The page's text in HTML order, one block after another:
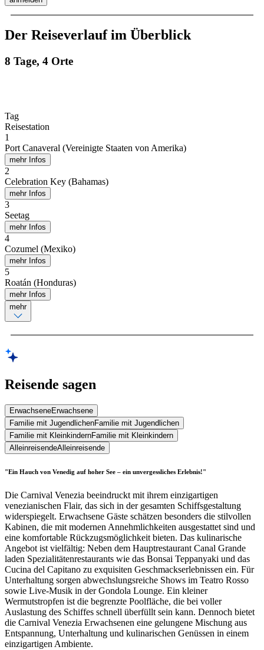
Der Reiseverlauf im Überblick
8 Tage, 4 Orte
Tag
Reisestation
1
Port Canaveral (Vereinigte Staaten von Amerika)
mehr Infos
2
Celebration Key (Bahamas)
mehr Infos
3
Seetag
mehr Infos
4
Cozumel (Mexiko)
mehr Infos
5
Roatán (Honduras)
mehr Infos
mehr
Reisende sagen
ErwachseneErwachsene
Familie mit JugendlichenFamilie mit Jugendlichen
Familie mit KleinkindernFamilie mit Kleinkindern
AlleinreisendeAlleinreisende
"Ein Hauch von Venedig auf hoher See – ein unvergessliches Erlebnis!"
Die Carnival Venezia beeindruckt mit ihrem einzigartigen
venezianischen Flair, das sich in der gesamten Schiffsgestaltung
widerspiegelt. Erwachsene Gäste schätzen besonders die stilvollen
Kabinen, die mit modernen Annehmlichkeiten ausgestattet sind und
eine komfortable Rückzugsmöglichkeit bieten. Das kulinarische
Angebot ist vielfältig: Neben dem Hauptrestaurant Canal Grande
laden Spezialitätenrestaurants wie das Bonsai Teppanyaki und das
Cucina del Capitano zu exquisiten Geschmackserlebnissen ein. Für
Unterhaltung sorgen abwechslungsreiche Shows im Teatro Rosso
sowie Live-Musik in der Gondola Lounge. Ein kleiner
Wermutstropfen ist die begrenzte Poolfläche, die bei voller
Auslastung des Schiffes schnell überfüllt sein kann. Dennoch bietet
die Carnival Venezia Erwachsenen eine gelungene Mischung aus
Entspannung, Unterhaltung und kulinarischen Genüssen in einem
einzigartigen Ambiente.